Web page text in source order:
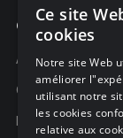
Compagnie
À propos C-Risk
Carrière
Partenaires
Ce site
cookies
Notre site Web
améliorer
utilisant notre
les cookies
relative aux